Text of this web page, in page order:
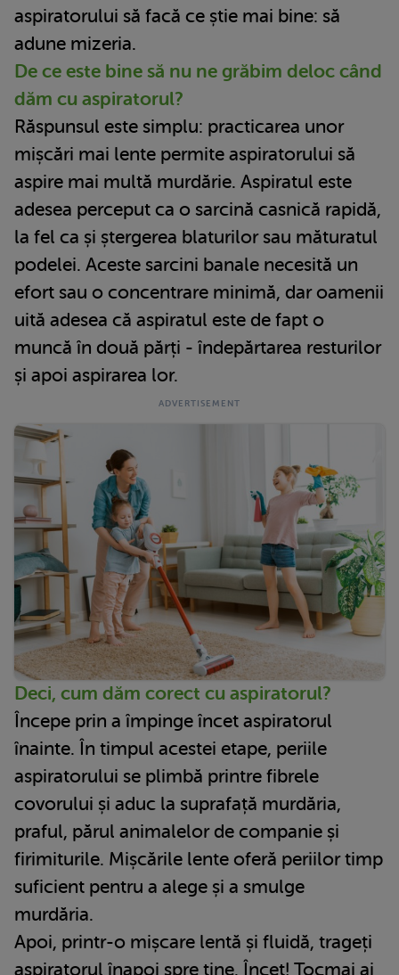
aspiratorului să facă ce știe mai bine: să
adune mizeria.
De ce este bine să nu ne grăbim deloc când
dăm cu aspiratorul?
Răspunsul este simplu: practicarea unor
mișcări mai lente permite aspiratorului să
aspire mai multă murdărie. Aspiratul este
adesea perceput ca o sarcină casnică rapidă,
la fel ca și ștergerea blaturilor sau măturatul
podelei. Aceste sarcini banale necesită un
efort sau o concentrare minimă, dar oamenii
uită adesea că aspiratul este de fapt o
muncă în două părți - îndepărtarea resturilor
și apoi aspirarea lor.
Deci, cum dăm corect cu aspiratorul?
Începe prin a împinge încet aspiratorul
înainte. În timpul acestei etape, periile
aspiratorului se plimbă printre fibrele
covorului și aduc la suprafață murdăria,
praful, părul animalelor de companie și
firimiturile. Mișcările lente oferă periilor timp
suficient pentru a alege și a smulge
murdăria.
Apoi, printr-o mișcare lentă și fluidă, trageți
aspiratorul înapoi spre tine. Încet! Tocmai ai